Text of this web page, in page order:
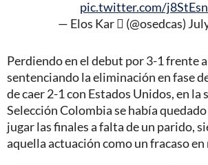
pic.twitter.com/
— Elos Kar  (@osedcas)
Perdiendo en el debut por 3-1 frente
sentenciando la eliminación en fase
de caer 2-1 con Estados Unidos, en la
Selección Colombia se había
jugar las finales a falta de un parido,
aquella actuación como un fracaso